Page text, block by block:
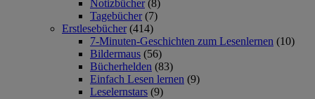
Notizbücher (8)
Tagebücher (7)
Erstlesebücher (414)
7-Minuten-Geschichten zum Lesenlernen (10)
Bildermaus (56)
Bücherhelden (83)
Einfach Lesen lernen (9)
Leselernstars (9)